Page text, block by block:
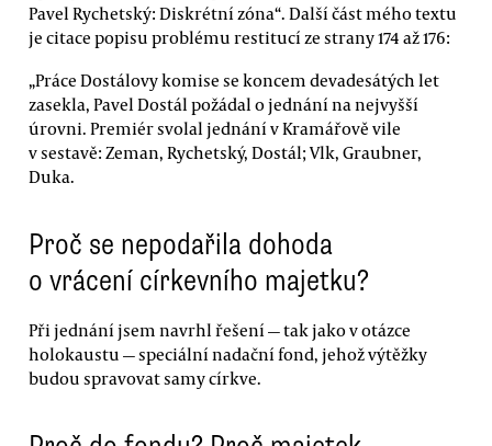
Pavel Rychetský: Diskrétní zóna“. Další část mého textu
je citace popisu problému restitucí ze strany 174 až 176:
„Práce Dostálovy komise se koncem devadesátých let
zasekla, Pavel Dostál požádal o jednání na nejvyšší
úrovni. Premiér svolal jednání v Kramářově vile
v sestavě: Zeman, Rychetský, Dostál; Vlk, Graubner,
Duka.
Proč se nepodařila dohoda
o vrácení církevního majetku?
Při jednání jsem navrhl řešení — tak jako v otázce
holokaustu — speciální nadační fond, jehož výtěžky
budou spravovat samy církve.